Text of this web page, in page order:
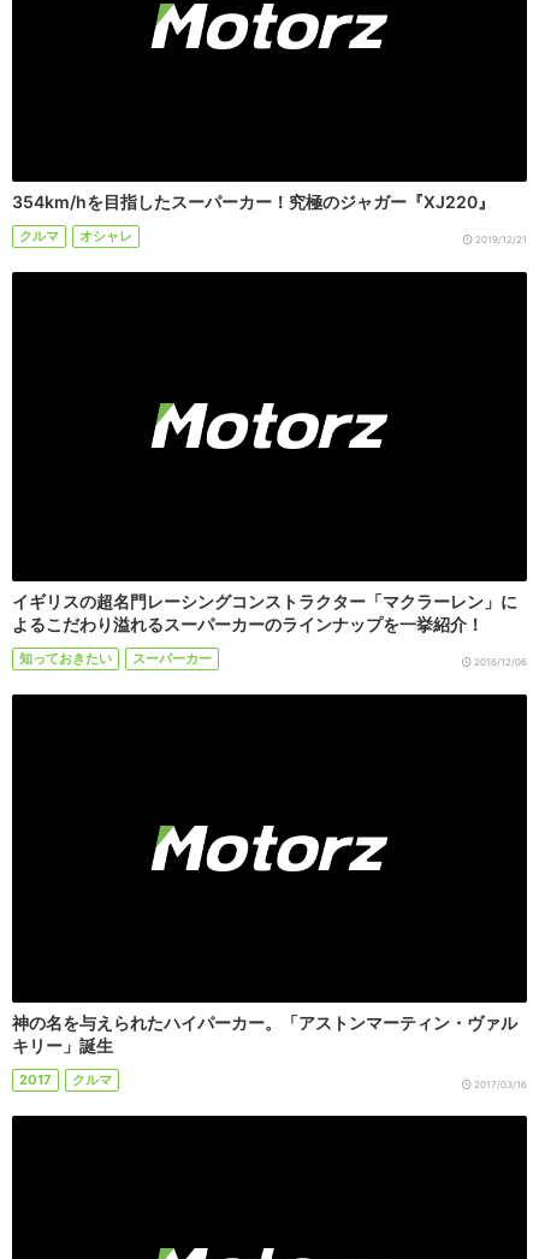
354km/hを目指したスーパーカー！究極のジャガー『XJ220』
クルマ オシャレ 2019/12/21
イギリスの超名門レーシングコンストラクター「マクラーレン」に
よるこだわり溢れるスーパーカーのラインナップを一挙紹介！
知っておきたい スーパーカー 2016/12/06
神の名を与えられたハイパーカー。「アストンマーティン・ヴァル
キリー」誕生
2017 クルマ 2017/03/16